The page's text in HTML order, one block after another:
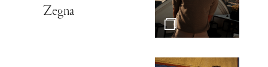
Zegna